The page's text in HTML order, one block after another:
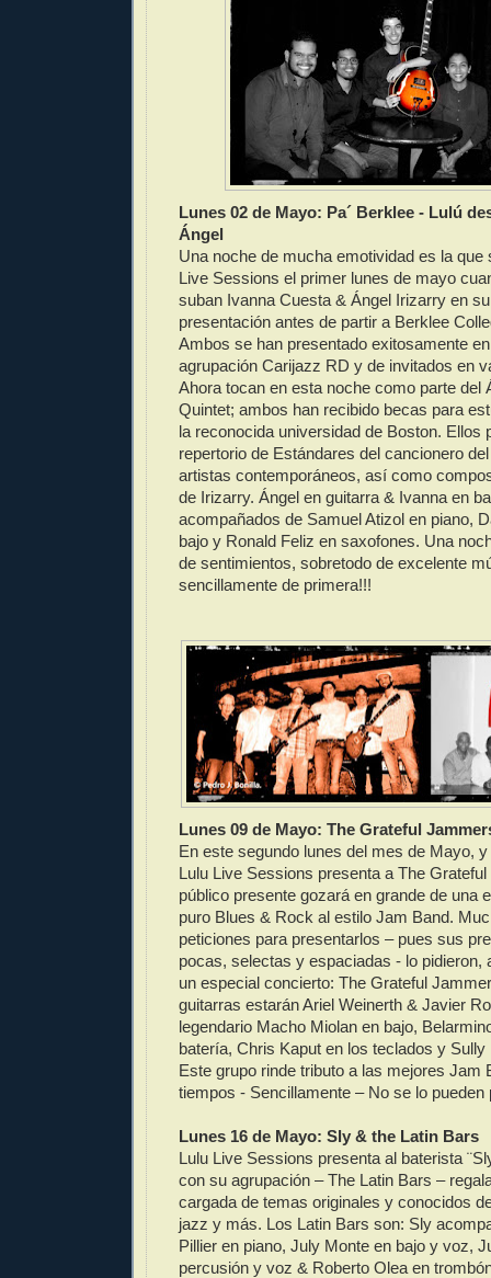
Lunes 02 de Mayo: Pa´ Berklee - Lulú
Ángel
Una noche de mucha emotividad es la que
Live Sessions el primer lunes de mayo
suban Ivanna Cuesta & Ángel Irizarry en
presentación antes de partir a Berklee
Ambos se han presentado exitosamente
agrupación Carijazz RD y de invitados en
Ahora tocan en esta noche como parte del
Quintet; ambos han recibido becas para
la reconocida universidad de Boston. Ellos
repertorio de Estándares del cancionero
artistas contemporáneos, así como
de Irizarry. Ángel en guitarra & Ivanna en
acompañados de Samuel Atizol en piano,
bajo y Ronald Feliz en saxofones. Una
de sentimientos, sobretodo de excelente
sencillamente de primera!!!
Lunes 09 de Mayo: The Grateful
En este segundo lunes del mes de Mayo,
Lulu Live Sessions presenta a The
público presente gozará en grande de una
puro Blues & Rock al estilo Jam Band.
peticiones para presentarlos – pues sus
pocas, selectas y espaciadas - lo pidieron,
un especial concierto: The Grateful
guitarras estarán Ariel Weinerth & Javier
legendario Macho Miolan en bajo,
batería, Chris Kaput en los teclados y
Este grupo rinde tributo a las mejores Jam
tiempos - Sencillamente – No se lo pueden
Lunes 16 de Mayo: Sly & the Latin Bars
Lulu Live Sessions presenta al baterista
con su agrupación – The Latin Bars –
cargada de temas originales y conocidos
jazz y más. Los Latin Bars son: Sly
Pillier en piano, July Monte en bajo y voz,
percusión y voz & Roberto Olea en